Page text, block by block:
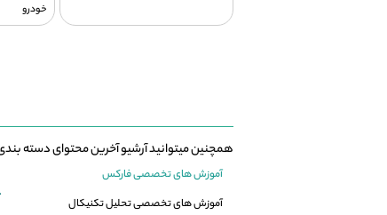
خودرو
همچنین میتوانید آرشیو آخرین محتوای دسته
آموزش های تخصصی فارکس
آموزش های تخصصی تحلیل تکنیکال